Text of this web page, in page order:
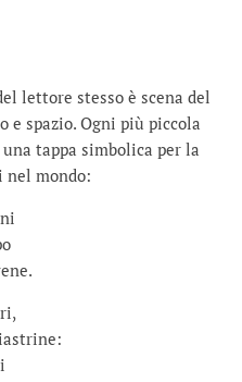
lettore stesso è scena del
e spazio. Ogni più piccola
tappa simbolica per la
nel mondo: